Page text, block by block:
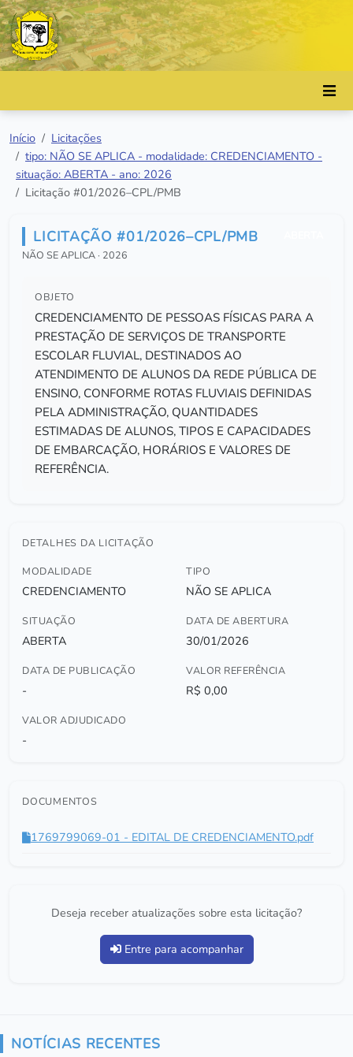
Início
Licitações
tipo: NÃO SE APLICA - modalidade: CREDENCIAMENTO -
situação: ABERTA - ano: 2026
Licitação #01/2026–CPL/PMB
LICITAÇÃO #01/2026–CPL/PMB
NÃO SE APLICA · 2026
OBJETO
CREDENCIAMENTO DE PESSOAS FÍSICAS PARA A
PRESTAÇÃO DE SERVIÇOS DE TRANSPORTE
ESCOLAR FLUVIAL, DESTINADOS AO
ATENDIMENTO DE ALUNOS DA REDE PÚBLICA DE
ENSINO, CONFORME ROTAS FLUVIAIS DEFINIDAS
PELA ADMINISTRAÇÃO, QUANTIDADES
ESTIMADAS DE ALUNOS, TIPOS E CAPACIDADES
DE EMBARCAÇÃO, HORÁRIOS E VALORES DE
REFERÊNCIA.
DETALHES DA LICITAÇÃO
MODALIDADE
CREDENCIAMENTO
TIPO
NÃO SE APLICA
SITUAÇÃO
ABERTA
DATA DE ABERTURA
30/01/2026
DATA DE PUBLICAÇÃO
-
VALOR REFERÊNCIA
R$ 0,00
VALOR ADJUDICADO
-
DOCUMENTOS
1769799069-01 - EDITAL DE CREDENCIAMENTO.pdf
Deseja receber atualizações sobre esta licitação?
Entre para acompanhar
NOTÍCIAS RECENTES